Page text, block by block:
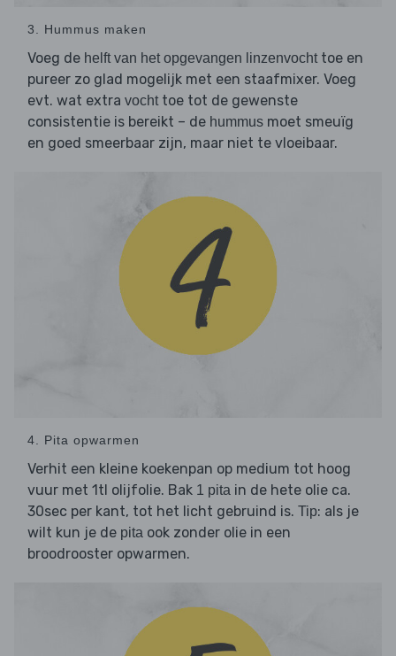
3. Hummus maken
Voeg de helft van het opgevangen linzenvochttoe en
pureer zo glad mogelijk met een staafmixer. Voeg
evt. wat extra vochttoe tot de gewenste
consistentie is bereikt – de hummus moet smeuïg
en goed smeerbaar zijn, maar niet te vloeibaar.
4. Pita opwarmen
Verhit een kleine koekenpan op medium tot hoog
vuur met 1tl olijfolie. Bak 1 pita in de hete olie ca.
30sec per kant, tot het licht gebruind is. Tip: als je
wilt kun je de pita ook zonder olie in een
broodrooster opwarmen.